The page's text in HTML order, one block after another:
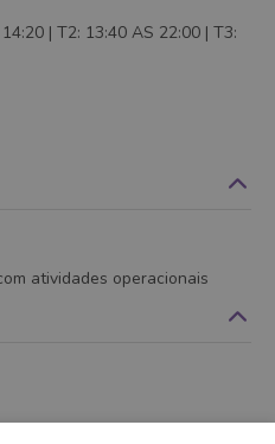
| T2: 13:40 AS 22:00 | T3:
atividades operacionais